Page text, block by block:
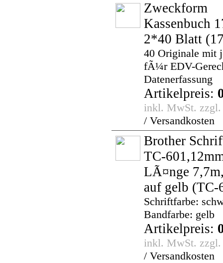
Zweckform
Kassenbuch
2*40 Blatt
40 Originale mit
fÃ¼r EDV-
Datenerfassung
Artikelpreis:
inkl. MwSt.
/ Versandkosten
Brother
TC-
LÃ¤nge
auf gelb (TC-
Schriftfarbe:
Bandfarbe: gelb
Artikelpreis:
inkl. MwSt.
/ Versandkosten